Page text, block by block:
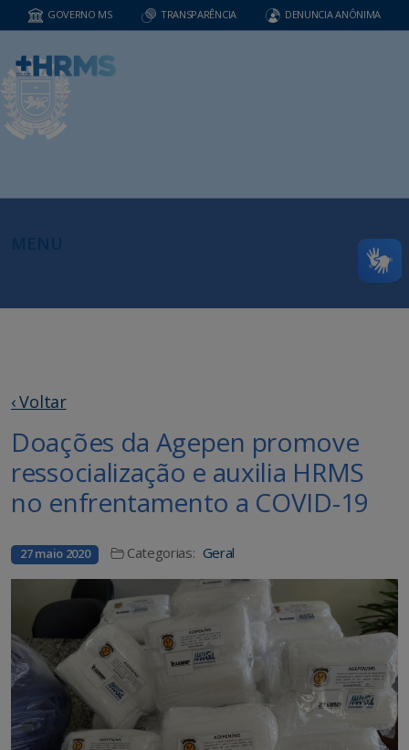
GOVERNO MS TRANSPARÊNCIA DENUNCIA ANÔNIMA
‹ Voltar
Doações da Agepen promove
ressocialização e auxilia HRMS
no enfrentamento a COVID-19
27 maio 2020 Categorias: Geral